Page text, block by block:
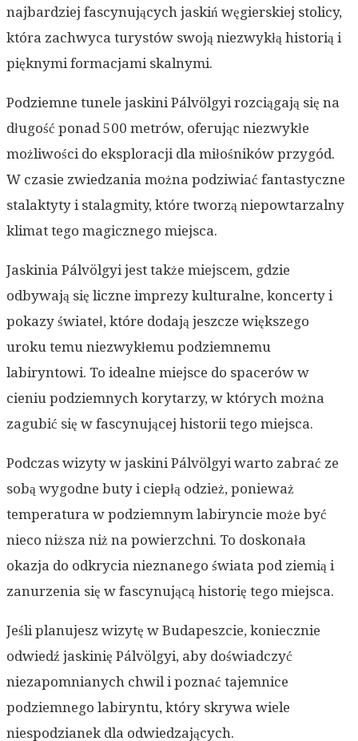
najbardziej fascynujących jaskiń węgierskiej stolicy,
która zachwyca turystów swoją niezwykłą historią i
pięknymi formacjami skalnymi.
Podziemne tunele jaskini Pálvölgyi rozciągają się na
długość ponad 500 metrów, oferując niezwykłe
możliwości do eksploracji dla miłośników przygód.
W czasie zwiedzania można podziwiać fantastyczne
stalaktyty i stalagmity, które tworzą niepowtarzalny
klimat tego magicznego miejsca.
Jaskinia Pálvölgyi jest także miejscem, gdzie
odbywają się liczne imprezy kulturalne, koncerty i
pokazy świateł, które dodają jeszcze większego
uroku temu niezwykłemu podziemnemu
labiryntowi. To idealne miejsce do spacerów w
cieniu podziemnych korytarzy, w których można
zagubić się w fascynującej historii tego miejsca.
Podczas wizyty w jaskini Pálvölgyi warto zabrać ze
sobą wygodne buty i ciepłą odzież, ponieważ
temperatura w podziemnym labiryncie może być
nieco niższa niż na powierzchni. To doskonała
okazja do odkrycia nieznanego świata pod ziemią i
zanurzenia się w fascynującą historię tego miejsca.
Jeśli planujesz wizytę w Budapeszcie, koniecznie
odwiedź jaskinię Pálvölgyi, aby doświadczyć
niezapomnianych chwil i poznać tajemnice
podziemnego labiryntu, który skrywa wiele
niespodzianek dla odwiedzających.